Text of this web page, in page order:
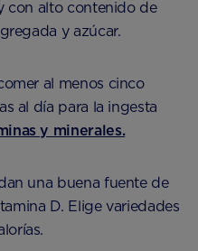
con alto contenido de
y azúcar.
al menos cinco
al día para la ingesta
y minerales.
una buena fuente de
D. Elige variedades